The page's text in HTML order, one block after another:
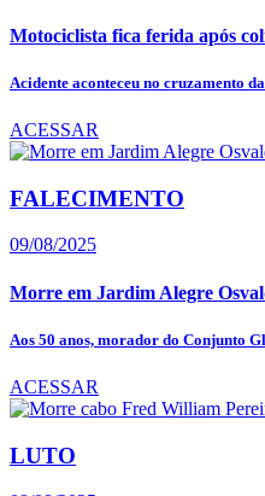
Motociclista fica ferida após
Acidente aconteceu no cruzamento
ACESSAR
FALECIMENTO
09/08/2025
Morre em Jardim Alegre
Aos 50 anos, morador do Conjunto
ACESSAR
LUTO